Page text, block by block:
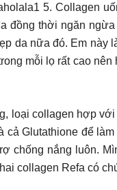
5. Collagen
đồng thời ngăn
da nữa đó. Em này
mỗi lọ rất cao nên
loại collagen hợp
Glutathione để
chống nắng luôn.
collagen Refa có